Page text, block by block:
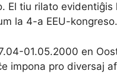
El tiu rilato
la 4-a EEU-
01.05.2000 en
impona pro diversaj